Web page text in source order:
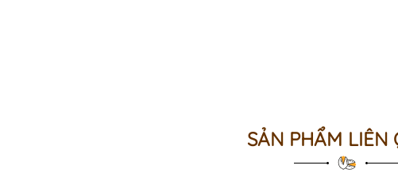
SẢN PHẨM LIÊN